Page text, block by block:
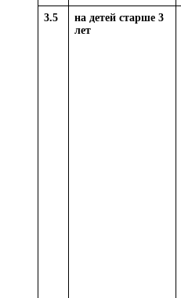
3.5
на детей старше 3
лет